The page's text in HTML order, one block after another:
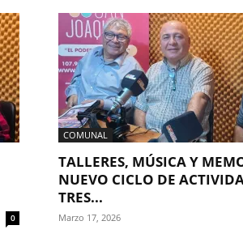
0
COMUNAL
TALLERES, MÚSICA Y
NUEVO CICLO DE
TRES...
Marzo 17, 2026